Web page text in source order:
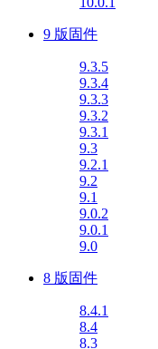
9 版固件
9.3.5
9.3.4
9.3.3
9.3.2
9.3.1
9.3
9.2.1
9.2
9.1
9.0.2
9.0.1
9.0
8 版固件
8.4.1
8.4
8.3